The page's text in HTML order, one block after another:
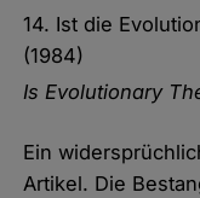
14. Ist die
(1984)
Is Evolutionary
Ein
Artikel. Die